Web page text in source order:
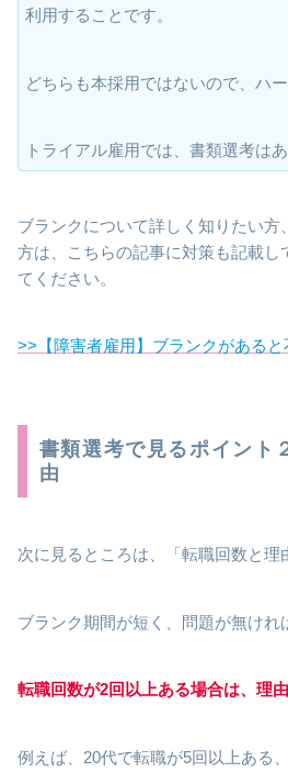
利用することです。
どちらも本採用ではないので、ハ
トライアル雇用では、書類選考はあ
ブランクについて詳しく知りたい方
方は、こちらの記事に対策も記載し
てください。
>>【障害者雇用】ブランクがある
書類選考で見るポイント
由
次に見るところは、「転職回数と理
ブランク期間が短く、問題が無けれ
転職回数が2回以上ある場合は、理
例えば、20代で転職が5回以上ある